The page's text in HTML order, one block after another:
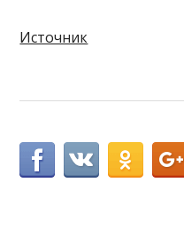
Источник